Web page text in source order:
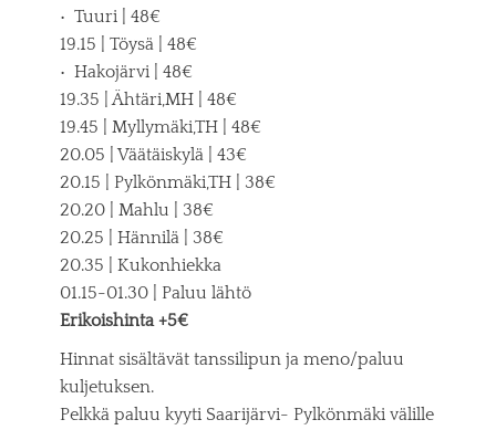
• Tuuri | 48€
19.15 | Töysä | 48€
• Hakojärvi | 48€
19.35 | Ähtäri,MH | 48€
19.45 | Myllymäki,TH | 48€
20.05 | Väätäiskylä | 43€
20.15 | Pylkönmäki,TH | 38€
20.20 | Mahlu | 38€
20.25 | Hännilä | 38€
20.35 | Kukonhiekka
01.15-01.30 | Paluu lähtö
Erikoishinta +5€
Hinnat sisältävät tanssilipun ja meno/paluu
kuljetuksen.
Pelkkä paluu kyyti Saarijärvi- Pylkönmäki välille